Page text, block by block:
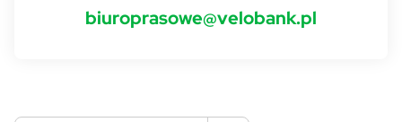
biuroprasowe@velobank.pl